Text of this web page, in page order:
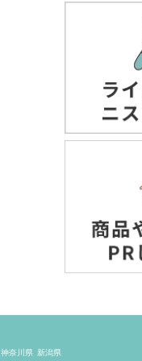
神奈川県 新潟県